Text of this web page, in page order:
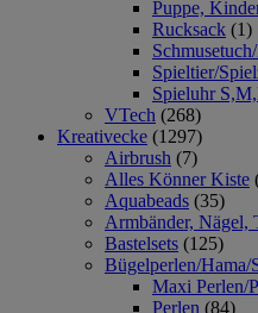
Puppe,
Rucksack (1)
Spieltier/
Spieluhr
VTech (268)
Kreativecke (1297)
Airbrush (7)
Alles Könner Kiste
Aquabeads (35)
Armbänder, Nägel,
Bastelsets (125)
Bügelperlen/Hama/
Maxi Perlen/
Perlen (84)